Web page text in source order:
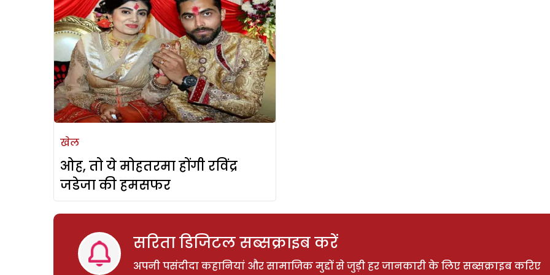
खेल
ओह, तो ये मोहतरमा होंगी रविंद्र
जडेजा की हमसफर
सरिता डिजिटल सब्सक्राइब करें
अपनी पसंदीदा कहानियां और सामाजिक मुद्दों से जुड़ी हर जानकारी के लिए सब्सक्राइब करिए